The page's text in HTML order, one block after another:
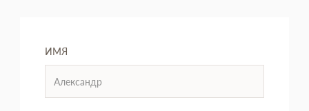
ИМЯ